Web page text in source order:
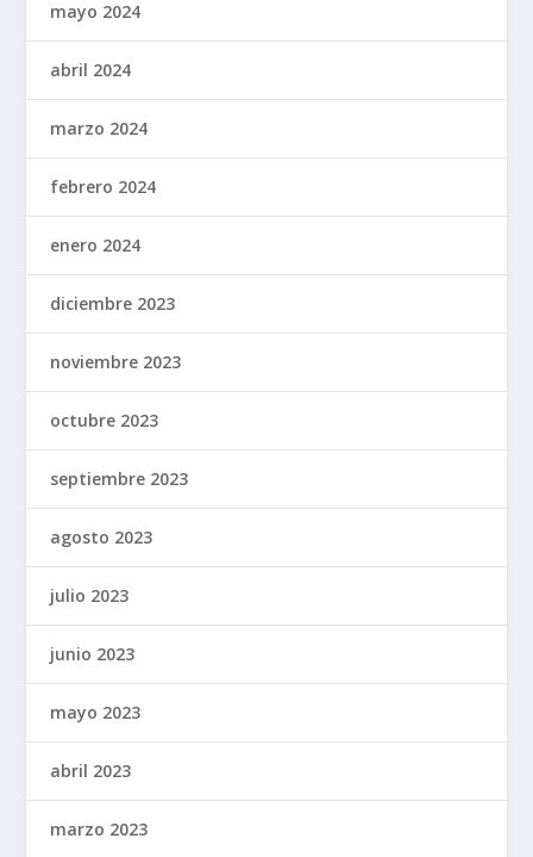
mayo 2024
abril 2024
marzo 2024
febrero 2024
enero 2024
diciembre 2023
noviembre 2023
octubre 2023
septiembre 2023
agosto 2023
julio 2023
junio 2023
mayo 2023
abril 2023
marzo 2023